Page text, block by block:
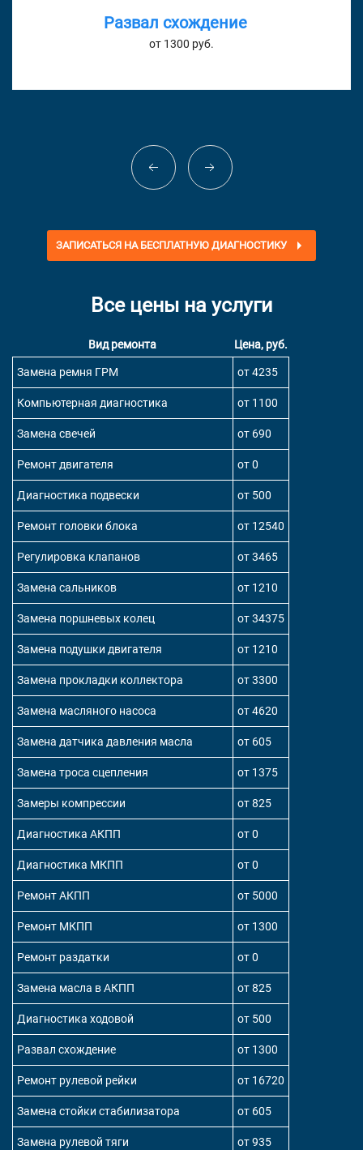
Развал схождение
от 1300 руб.
ЗАПИСАТЬСЯ НА БЕСПЛАТНУЮ ДИАГНОСТИКУ
Все цены на услуги
Вид ремонта
Цена, руб.
Замена ремня ГРМ
от 4235
Компьютерная диагностика от 1100
Замена свечей от 690
Ремонт двигателя от 0
Диагностика подвески от 500
Ремонт головки блока от 12540
Регулировка клапанов от 3465
Замена сальников от 1210
Замена поршневых колец от 34375
Замена подушки двигателя от 1210
Замена прокладки коллектора от 3300
Замена масляного насоса от 4620
Замена датчика давления масла от 605
Замена троса сцепления от 1375
Замеры компрессии от 825
Диагностика АКПП от 0
Диагностика МКПП от 0
Ремонт АКПП от 5000
Ремонт МКПП от 1300
Ремонт раздатки от 0
Замена масла в АКПП от 825
Диагностика ходовой от 500
Развал схождение от 1300
Ремонт рулевой рейки от 16720
Замена стойки стабилизатора от 605
Замена рулевой тяги от 935